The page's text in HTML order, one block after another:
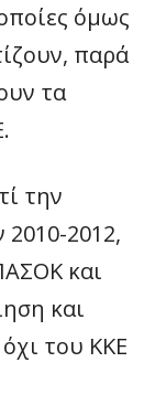
όμως
παρά
τα
την
2012,
και
και
του ΚΚΕ